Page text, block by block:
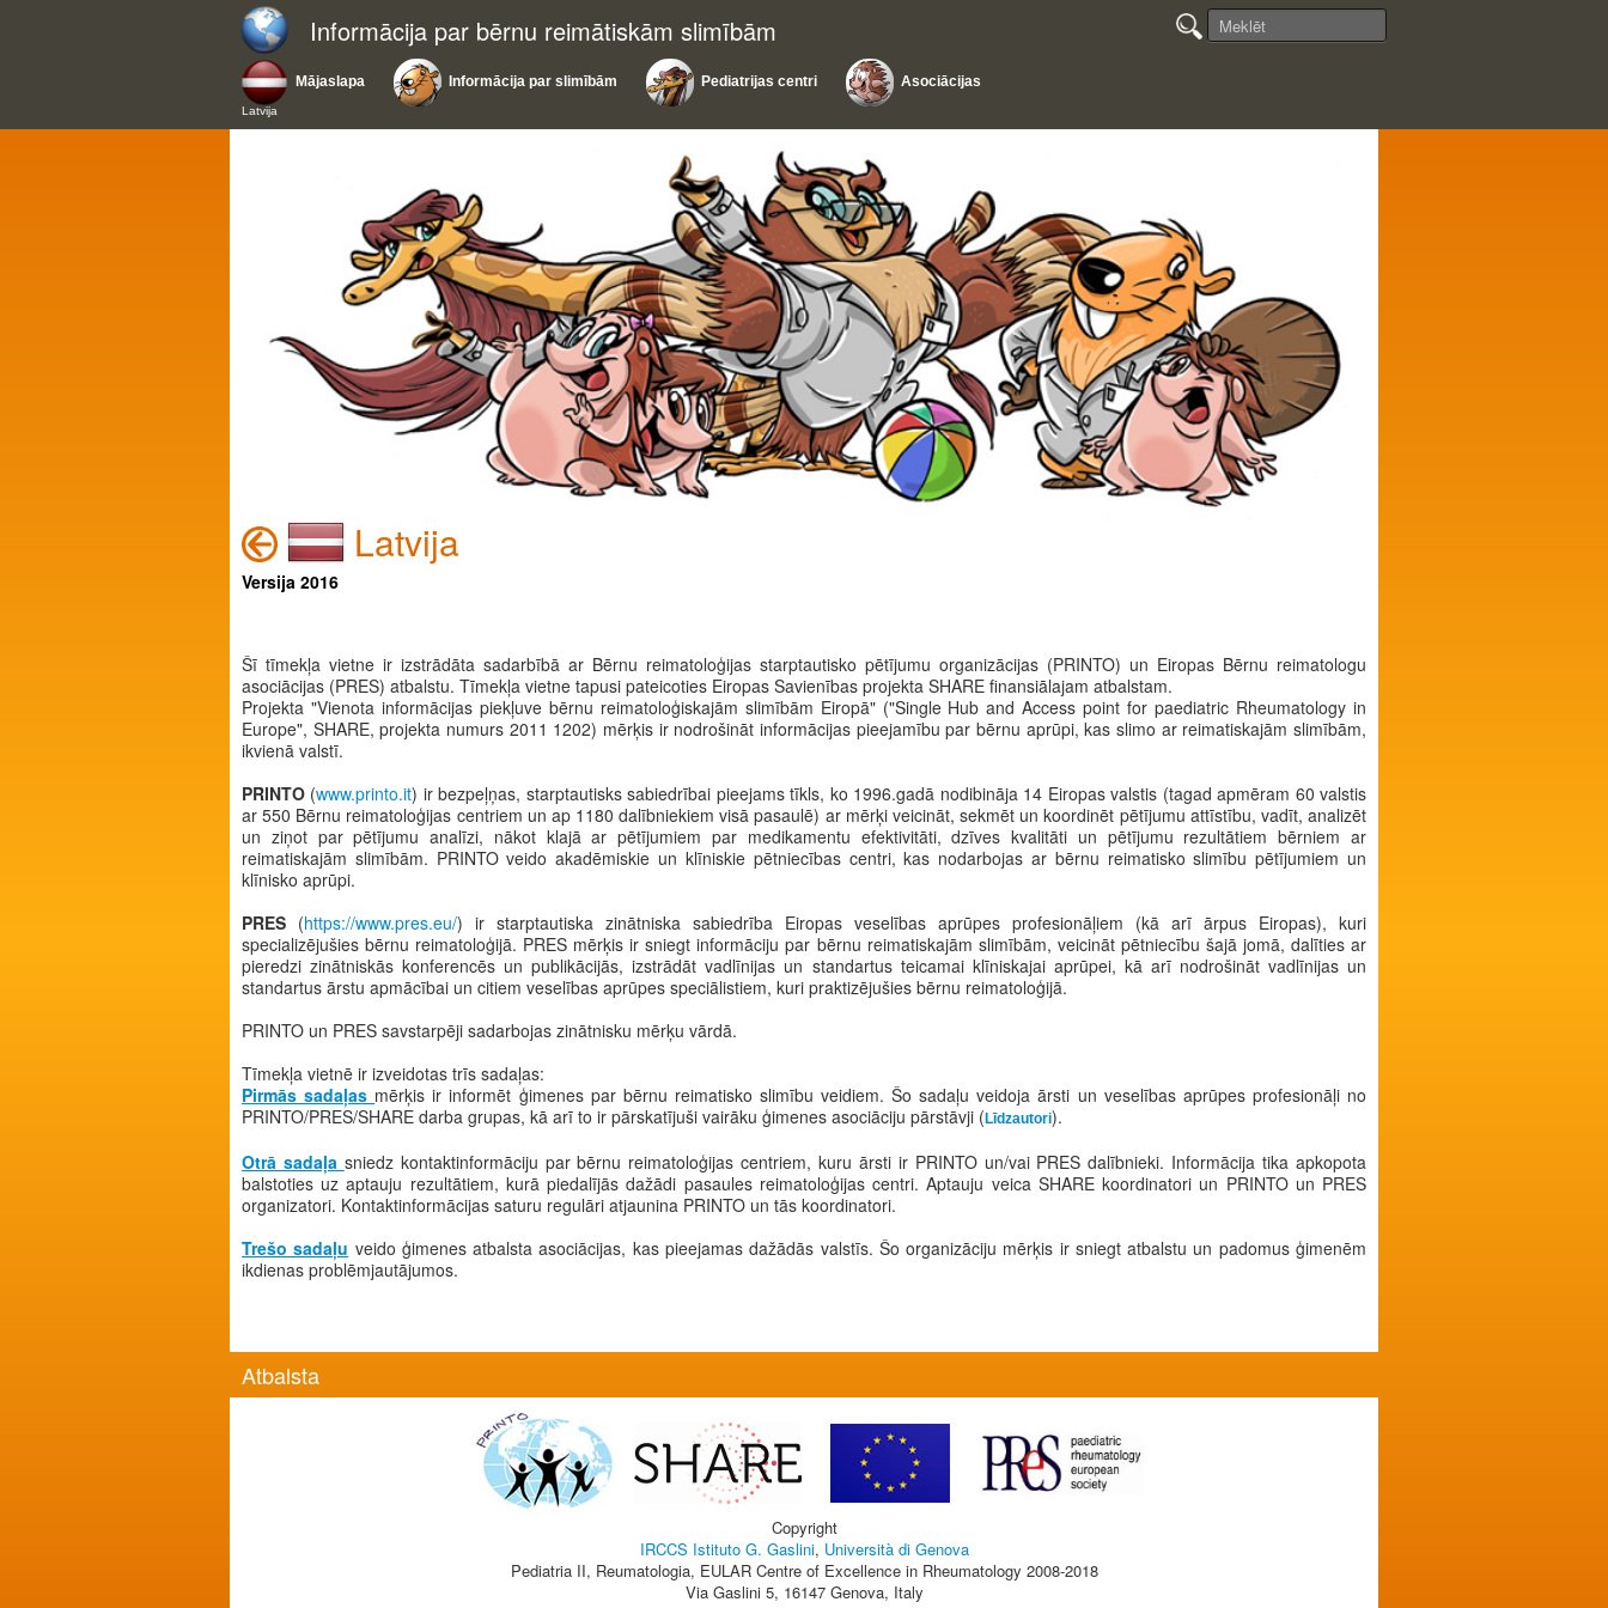
Informācija par bērnu reimātiskām slimībām
Mājaslapa
Latvija
Informācija par slimībām Pediatrijas centri Asociācijas
Latvija
Versija 2016
Šī tīmekļa vietne ir izstrādāta sadarbībā ar Bērnu reimatoloģijas starptautisko pētījumu organizācijas (PRINTO) un Eiropas Bērnu reimatologu
asociācijas (PRES) atbalstu. Tīmekļa vietne tapusi pateicoties Eiropas Savienības projekta SHARE finansiālajam atbalstam.
Projekta "Vienota informācijas piekļuve bērnu reimatoloģiskajām slimībām Eiropā" ("Single Hub and Access point for paediatric Rheumatology in
Europe", SHARE, projekta numurs 2011 1202) mērķis ir nodrošināt informācijas pieejamību par bērnu aprūpi, kas slimo ar reimatiskajām slimībām,
ikvienā valstī.
PRINTO (www.printo.it) ir bezpeļņas, starptautisks sabiedrībai pieejams tīkls, ko 1996.gadā nodibināja 14 Eiropas valstis (tagad apmēram 60 valstis
ar 550 Bērnu reimatoloģijas centriem un ap 1180 dalībniekiem visā pasaulē) ar mērķi veicināt, sekmēt un koordinēt pētījumu attīstību, vadīt, analizēt
un ziņot par pētījumu analīzi, nākot klajā ar pētījumiem par medikamentu efektivitāti, dzīves kvalitāti un pētījumu rezultātiem bērniem ar
reimatiskajām slimībām. PRINTO veido akadēmiskie un klīniskie pētniecības centri, kas nodarbojas ar bērnu reimatisko slimību pētījumiem un
klīnisko aprūpi.
PRES (https://www.pres.eu/) ir starptautiska zinātniska sabiedrība Eiropas veselības aprūpes profesionāļiem (kā arī ārpus Eiropas), kuri
specializējušies bērnu reimatoloģijā. PRES mērķis ir sniegt informāciju par bērnu reimatiskajām slimībām, veicināt pētniecību šajā jomā, dalīties ar
pieredzi zinātniskās konferencēs un publikācijās, izstrādāt vadlīnijas un standartus teicamai klīniskajai aprūpei, kā arī nodrošināt vadlīnijas un
standartus ārstu apmācībai un citiem veselības aprūpes speciālistiem, kuri praktizējušies bērnu reimatoloģijā.
PRINTO un PRES savstarpēji sadarbojas zinātnisku mērķu vārdā.
Tīmekļa vietnē ir izveidotas trīs sadaļas:
Pirmās sadaļas mērķis ir informēt ģimenes par bērnu reimatisko slimību veidiem. Šo sadaļu veidoja ārsti un veselības aprūpes profesionāļi no
PRINTO/PRES/SHARE darba grupas, kā arī to ir pārskatījuši vairāku ģimenes asociāciju pārstāvji ( Līdzautori).
Otrā sadaļa sniedz kontaktinformāciju par bērnu reimatoloģijas centriem, kuru ārsti ir PRINTO un/vai PRES dalībnieki. Informācija tika apkopota
balstoties uz aptauju rezultātiem, kurā piedalījās dažādi pasaules reimatoloģijas centri. Aptauju veica SHARE koordinatori un PRINTO un PRES
organizatori. Kontaktinformācijas saturu regulāri atjaunina PRINTO un tās koordinatori.
Trešo sadaļu veido ģimenes atbalsta asociācijas, kas pieejamas dažādās valstīs. Šo organizāciju mērķis ir sniegt atbalstu un padomus ģimenēm
ikdienas problēmjautājumos.
Atbalsta
Copyright
IRCCS Istituto G. Gaslini, Università di Genova
Pediatria II, Reumatologia, EULAR Centre of Excellence in Rheumatology 2008-2018
Via Gaslini 5, 16147 Genova, Italy